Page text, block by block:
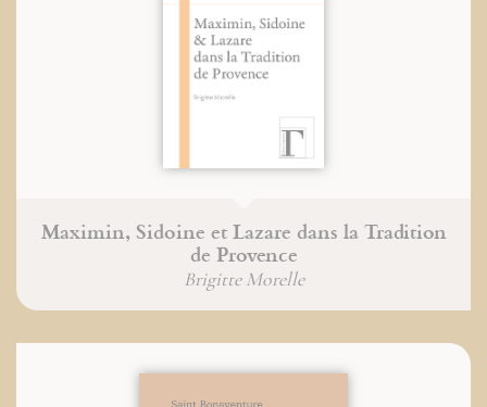
Maximin, Sidoine et Lazare dans la Tradition
de Provence
Brigitte Morelle